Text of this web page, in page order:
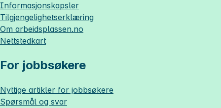
Informasjonskapsler
Tilgjengelighetserklæring
Om arbeidsplassen.no
Nettstedkart
For jobbsøkere
Nyttige artikler for jobbsøkere
Spørsmål og svar